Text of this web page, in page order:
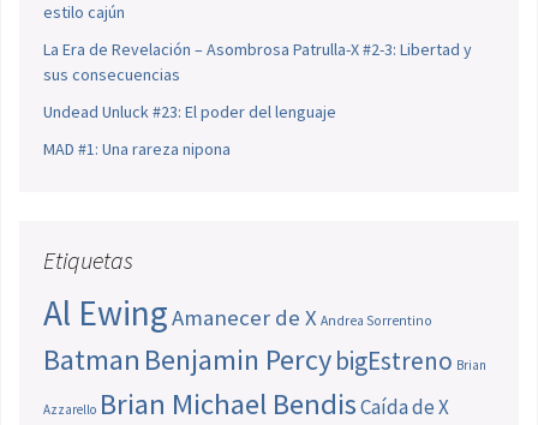
estilo cajún
La Era de Revelación – Asombrosa Patrulla-X #2-3: Libertad y
sus consecuencias
Undead Unluck #23: El poder del lenguaje
MAD #1: Una rareza nipona
Etiquetas
Al EwingAmanecer de X Andrea Sorrentino
Batman Benjamin PercybigEstreno Brian
Azzarello Brian Michael BendisCaída de X